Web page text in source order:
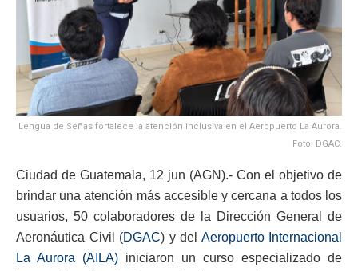
Lengua de Señas fortalece la atención inclusiva en el Aeropuerto La Aurora.
Foto: DGAC.
Ciudad de Guatemala, 12 jun (AGN).- Con el objetivo de
brindar una atención más accesible y cercana a todos los
usuarios, 50 colaboradores de la Dirección General de
Aeronáutica Civil (DGAC) y del Aeropuerto Internacional
La Aurora (AILA) iniciaron un curso especializado de